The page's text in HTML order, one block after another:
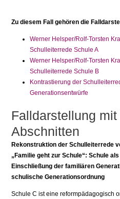
Zu diesem Fall gehören die
Werner Helsper/Rolf-Torsten
Schulleiterrede Schule A
Werner Helsper/Rolf-Torsten
Schulleiterrede Schule B
Kontrastierung der
Generationsentwürfe
Falldarstellung
Abschnitten
Rekonstruktion der Schulleiterrede
„Familie geht zur Schule“: Schule
Einschließung der familiären
schulische Generationsordnung
Schule C ist eine reformpädagogisch